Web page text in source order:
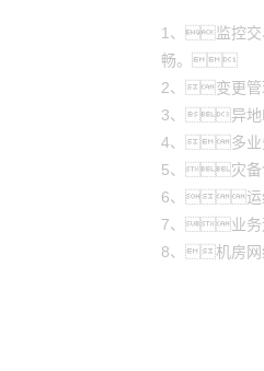
1、监控
畅。
2、变更
3、异地
4、多业
5、灾备
6、运
7、业务
8、机房